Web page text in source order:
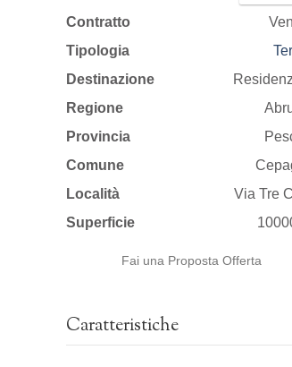
Contratto
Tipologia
Destinazione
Regione
Provincia
Comune
Località
Via Tre
Superficie
Fai una Proposta Offerta
Caratteristiche